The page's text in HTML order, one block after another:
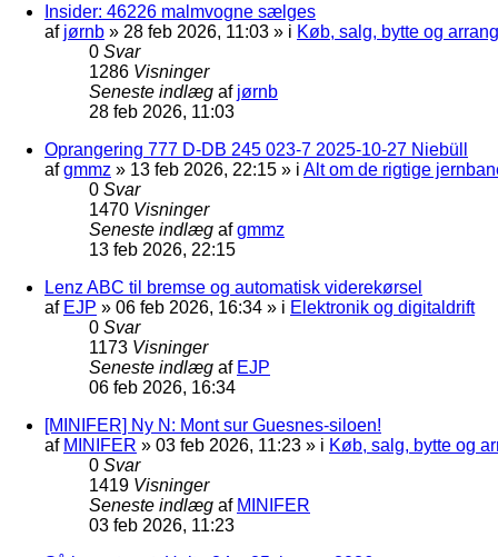
Insider: 46226 malmvogne sælges
af jørnb » 28 feb 2026, 11:03 » i Køb, salg, bytte og
0 Svar
1286 Visninger
Seneste indlæg af jørnb
28 feb 2026, 11:03
Oprangering 777 D-DB 245 023-7 2025-10-27 Niebüll
afgmmz » 13 feb 2026, 22:15 » i Alt om de rigtige
0 Svar
1470 Visninger
Seneste indlæg afgmmz
13 feb 2026, 22:15
Lenz ABC til bremse og automatisk viderekørsel
af EJP » 06 feb 2026, 16:34 » i Elektronik og digitaldrift
0 Svar
1173 Visninger
Seneste indlæg af EJP
06 feb 2026, 16:34
[MINIFER] Ny N: Mont sur Guesnes-siloen!
af MINIFER » 03 feb 2026, 11:23 » i Køb, salg, bytte og
0 Svar
1419 Visninger
Seneste indlæg af MINIFER
03 feb 2026, 11:23